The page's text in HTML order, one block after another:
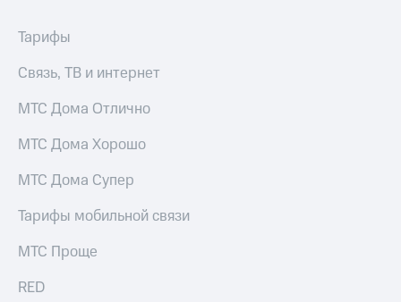
Тарифы
Связь, ТВ и интернет
МТС Дома Отлично
МТС Дома Хорошо
МТС Дома Супер
Тарифы мобильной связи
МТС Проще
RED